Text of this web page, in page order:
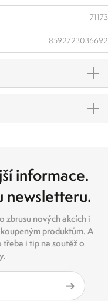
71173
8592723036692
informace.
newsletteru.
zbrusu nových akcích i
produktům. A
třeba i tip na soutěž o